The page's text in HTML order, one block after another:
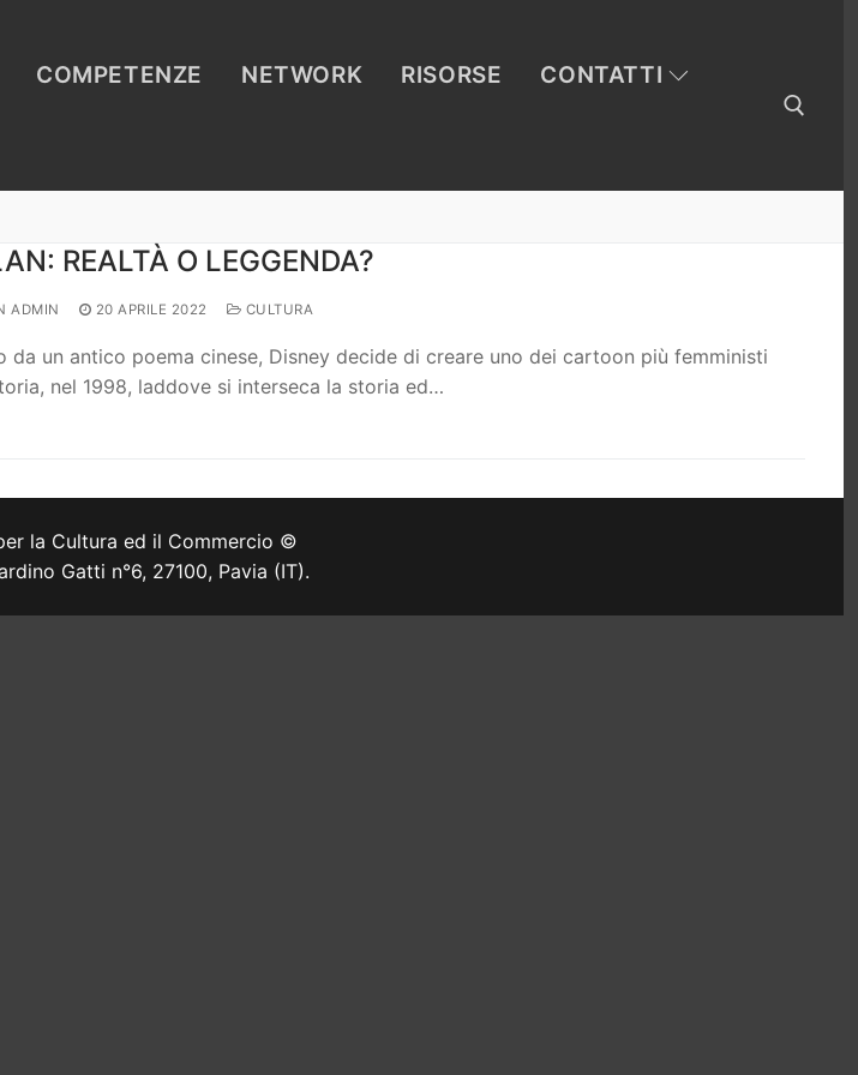
COMPETENZE NETWORK RISORSE CONTATTI
REALTÀ O LEGGENDA?
ADMIN 20 APRILE 2022 CULTURA
da un antico poema cinese, Disney decide di creare uno dei cartoon più femministi
nel 1998, laddove si interseca la storia ed…
la Cultura ed il Commercio ©
Gatti n°6, 27100, Pavia (IT).